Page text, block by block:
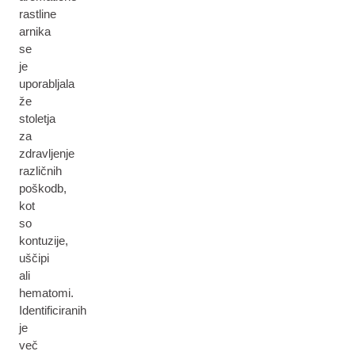
rastline
arnika
se
je
uporabljala
že
stoletja
za
zdravljenje
različnih
poškodb,
kot
so
kontuzije,
uščipi
ali
hematomi.
Identificiranih
je
več